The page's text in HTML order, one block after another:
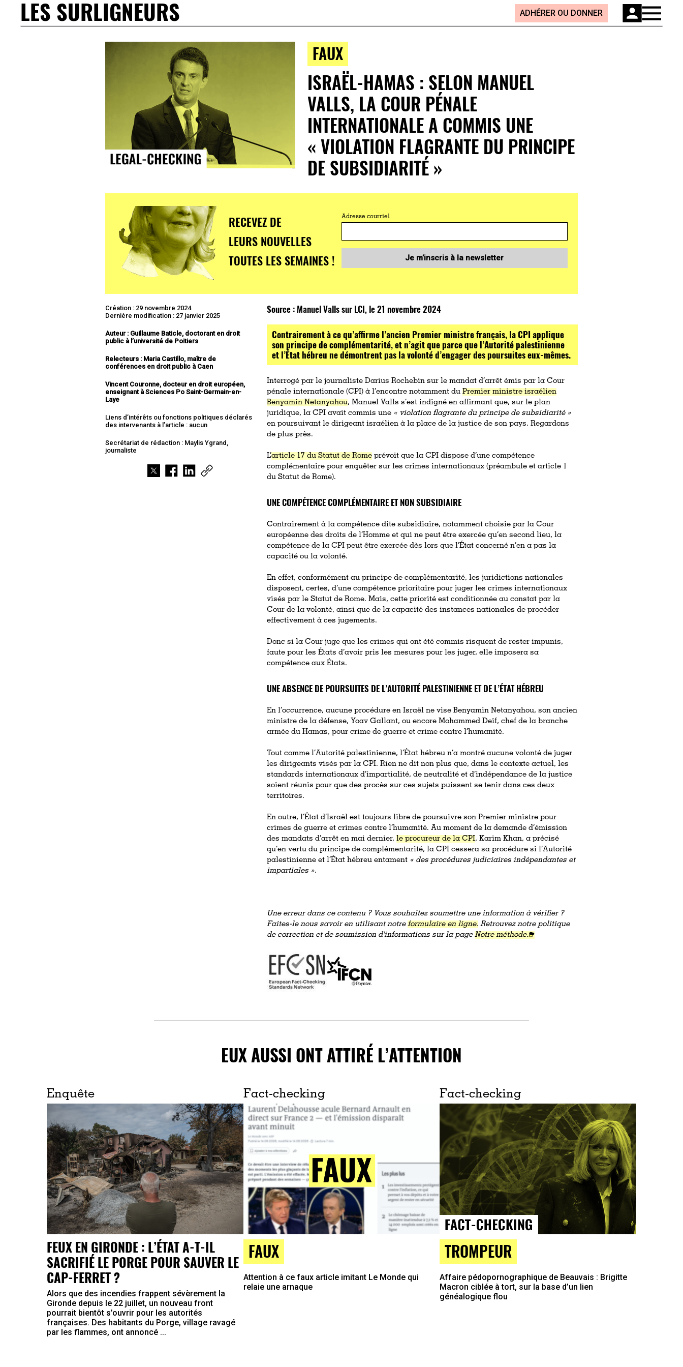
LES SURLIGNEURS ADHÉRER OU DONNER
FAUX
ISRAËL-HAMAS : SELON MANUEL
VALLS, LA COUR PÉNALE
INTERNATIONALE A COMMIS UNE
« VIOLATION FLAGRANTE DU PRINCIPE
DE SUBSIDIARITÉ »
RECEVEZ DE
LEURS NOUVELLES
TOUTES LES SEMAINES !
Adresse courriel
Je m’inscris à la newsletter
Création : 29 novembre 2024
Dernière modification : 27 janvier 2025
Auteur : Guillaume Baticle, doctorant en droit
public à l’université de Poitiers
Relecteurs : Maria Castillo, maître de
conférences en droit public à Caen
Vincent Couronne, docteur en droit européen,
enseignant à Sciences Po Saint-Germain-en-
Laye
Liens d’intérêts ou fonctions politiques déclarés
des intervenants à l’article : aucun
Secrétariat de rédaction : Maylis Ygrand,
journaliste
Source : Manuel Valls sur LCI, le 21 novembre 2024
Contrairement à ce qu’affirme l’ancien Premier ministre français, la CPI applique
son principe de complémentarité, et n’agit que parce que l’Autorité palestinienne
et l’État hébreu ne démontrent pas la volonté d’engager des poursuites eux-mêmes.
Interrogé par le journaliste Darius Rochebin sur le mandat d’arrêt émis par la Cour
pénale internationale (CPI) à l’encontre notamment duPremier ministre israélien
Benyamin Netanyahou, Manuel Valls s’est indigné en affirmant que, sur le plan
juridique, la CPI avait commis une « violation flagrante du principe de subsidiarité »
en poursuivant le dirigeant israélien à la place de la justice de son pays. Regardons
de plus près.
L’article 17 du Statut de Rome prévoit que la CPI dispose d’une compétence
complémentaire pour enquêter sur les crimes internationaux (préambule et article 1
du Statut de Rome).
UNE COMPÉTENCE COMPLÉMENTAIRE ET NON SUBSIDIAIRE
Contrairement à la compétence dite subsidiaire, notamment choisie par la Cour
européenne des droits de l’Homme et qui ne peut être exercée qu’en second lieu, la
compétence de la CPI peut être exercée dès lors que l’État concerné n’en a pas la
capacité ou la volonté.
En effet, conformément au principe de complémentarité, les juridictions nationales
disposent, certes, d’une compétence prioritaire pour juger les crimes internationaux
visés par le Statut de Rome. Mais, cette priorité est conditionnée au constat par la
Cour de la volonté, ainsi que de la capacité des instances nationales de procéder
effectivement à ces jugements.
Donc si la Cour juge que les crimes qui ont été commis risquent de rester impunis,
faute pour les États d’avoir pris les mesures pour les juger, elle imposera sa
compétence aux États.
UNE ABSENCE DE POURSUITES DE L’AUTORITÉ PALESTINIENNE ET DE L’ÉTAT HÉBREU
En l’occurrence, aucune procédure en Israël ne vise Benyamin Netanyahou, son ancien
ministre de la défense, Yoav Gallant, ou encore Mohammed Deif, chef de la branche
armée du Hamas, pour crime de guerre et crime contre l’humanité.
Tout comme l’Autorité palestinienne, l’État hébreu n’a montré aucune volonté de juger
les dirigeants visés par la CPI. Rien ne dit non plus que, dans le contexte actuel, les
standards internationaux d’impartialité, de neutralité et d’indépendance de la justice
soient réunis pour que des procès sur ces sujets puissent se tenir dans ces deux
territoires.
En outre, l’État d’Israël est toujours libre de poursuivre son Premier ministre pour
crimes de guerre et crimes contre l’humanité. Au moment de la demande d’émission
des mandats d’arrêt en mai dernier,le procureur de la CPI, Karim Khan, a précisé
qu’en vertu du principe de complémentarité, la CPI cessera sa procédure si l’Autorité
palestinienne et l’État hébreu entament « des procédures judiciaires indépendantes et
impartiales ».
Une erreur dans ce contenu ? Vous souhaitez soumettre une information à vérifier ?
Faites-le nous savoir en utilisant notreformulaire en ligne. Retrouvez notre politique
de correction et de soumission d'informations sur la pageNotre méthode.
EUX AUSSI ONT ATTIRÉ L’ATTENTION
Enquête
FEUX EN GIRONDE : L’ÉTAT A-T-IL
SACRIFIÉ LE PORGE POUR SAUVER LE
CAP-FERRET ?
Alors que des incendies frappent sévèrement la
Gironde depuis le 22 juillet, un nouveau front
pourrait bientôt s’ouvrir pour les autorités
françaises. Des habitants du Porge, village ravagé
par les flammes, ont annoncé ...
Fact-checking
FAUX
Attention à ce faux article imitant Le Monde qui
relaie une arnaque
Fact-checking
TROMPEUR
Affaire pédopornographique de Beauvais : Brigitte
Macron ciblée à tort, sur la base d’un lien
généalogique flou